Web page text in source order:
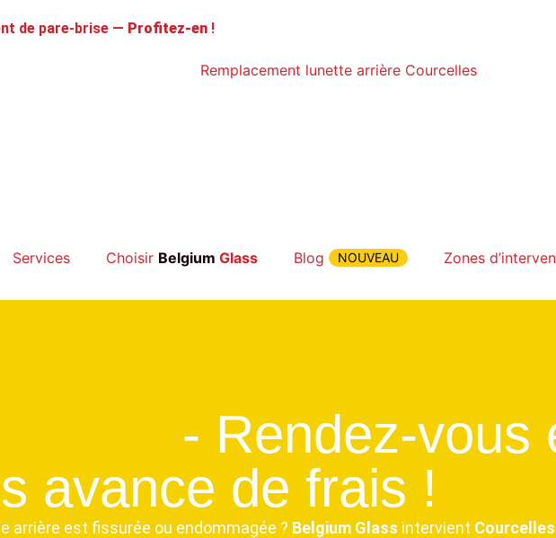
de pare-brise — Profitez-en !
Services Choisir Belgium Glass Blog NOUVEAU Zones
- Rendez-vous
avance de frais !
arrière est fissurée ou endommagée ? Belgium Glass intervient Courcelles